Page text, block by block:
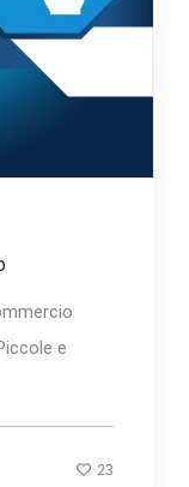
e
23